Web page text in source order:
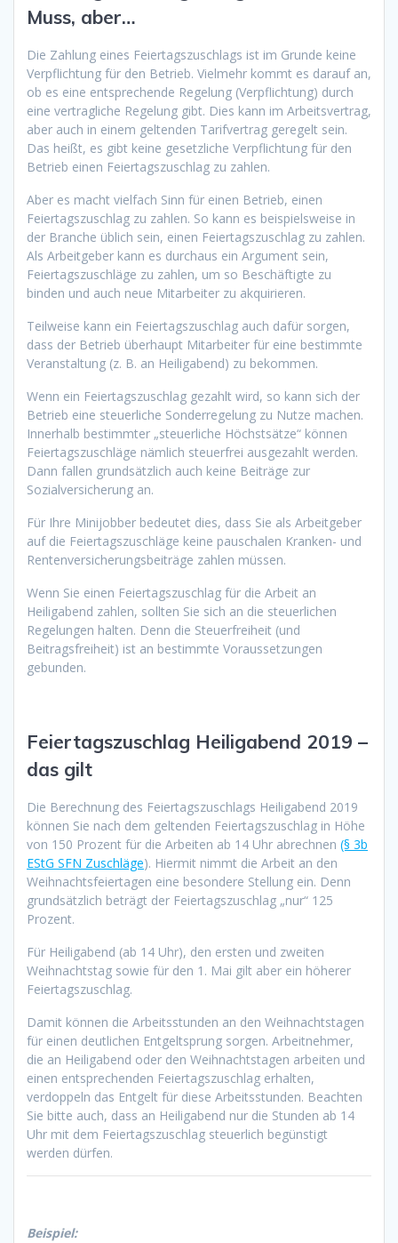
Muss, aber…
Die Zahlung eines Feiertagszuschlags ist im Grunde keine
Verpflichtung für den Betrieb. Vielmehr kommt es darauf an,
ob es eine entsprechende Regelung (Verpflichtung) durch
eine vertragliche Regelung gibt. Dies kann im Arbeitsvertrag,
aber auch in einem geltenden Tarifvertrag geregelt sein.
Das heißt, es gibt keine gesetzliche Verpflichtung für den
Betrieb einen Feiertagszuschlag zu zahlen.
Aber es macht vielfach Sinn für einen Betrieb, einen
Feiertagszuschlag zu zahlen. So kann es beispielsweise in
der Branche üblich sein, einen Feiertagszuschlag zu zahlen.
Als Arbeitgeber kann es durchaus ein Argument sein,
Feiertagszuschläge zu zahlen, um so Beschäftigte zu
binden und auch neue Mitarbeiter zu akquirieren.
Teilweise kann ein Feiertagszuschlag auch dafür sorgen,
dass der Betrieb überhaupt Mitarbeiter für eine bestimmte
Veranstaltung (z. B. an Heiligabend) zu bekommen.
Wenn ein Feiertagszuschlag gezahlt wird, so kann sich der
Betrieb eine steuerliche Sonderregelung zu Nutze machen.
Innerhalb bestimmter „steuerliche Höchstsätze“ können
Feiertagszuschläge nämlich steuerfrei ausgezahlt werden.
Dann fallen grundsätzlich auch keine Beiträge zur
Sozialversicherung an.
Für Ihre Minijobber bedeutet dies, dass Sie als Arbeitgeber
auf die Feiertagszuschläge keine pauschalen Kranken- und
Rentenversicherungsbeiträge zahlen müssen.
Wenn Sie einen Feiertagszuschlag für die Arbeit an
Heiligabend zahlen, sollten Sie sich an die steuerlichen
Regelungen halten. Denn die Steuerfreiheit (und
Beitragsfreiheit) ist an bestimmte Voraussetzungen
gebunden.
Feiertagszuschlag Heiligabend 2019 –
das gilt
Die Berechnung des Feiertagszuschlags Heiligabend 2019
können Sie nach dem geltenden Feiertagszuschlag in Höhe
von 150 Prozent für die Arbeiten ab 14 Uhr abrechnen (§ 3b
EStG SFN Zuschläge). Hiermit nimmt die Arbeit an den
Weihnachtsfeiertagen eine besondere Stellung ein. Denn
grundsätzlich beträgt der Feiertagszuschlag „nur“ 125
Prozent.
Für Heiligabend (ab 14 Uhr), den ersten und zweiten
Weihnachtstag sowie für den 1. Mai gilt aber ein höherer
Feiertagszuschlag.
Damit können die Arbeitsstunden an den Weihnachtstagen
für einen deutlichen Entgeltsprung sorgen. Arbeitnehmer,
die an Heiligabend oder den Weihnachtstagen arbeiten und
einen entsprechenden Feiertagszuschlag erhalten,
verdoppeln das Entgelt für diese Arbeitsstunden. Beachten
Sie bitte auch, dass an Heiligabend nur die Stunden ab 14
Uhr mit dem Feiertagszuschlag steuerlich begünstigt
werden dürfen.
Beispiel: